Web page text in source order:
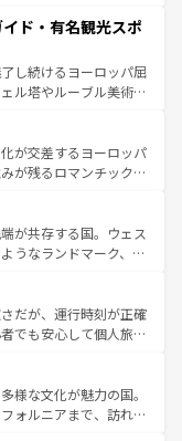
ない旅をしてみよう！
フラメンコ、熱気あふ
生活の一部となってい
囲気や、バルセロナの
古代ローマ遺跡や中世
なるスペインはその個
を魅了する。 なお、新着のスペイン情報は コ
ド・有名観光スポ
し続けるヨーロッパ屈
ル塔やルーブル美術館
麗な宮殿、歴史的な大
自然が、訪れる者を心
食の国としても知ら
ンス、プロヴァンスの
楽しみ方が可能だ。さ
れており、どの街角に
く異なる文化を体験で
ンス情報はコンテンツ一覧
が交差するヨーロッパ
が残るロマンチック街
飽きることがない。ベ
のアルプスの絶景、そ
た風景は必見。ビール
お、新着の
してほしい。
が共存する国。ウェス
うなランドマーク、歴
、優雅なアフタヌーン
英国パブ、サッカー観
も豊富。イギリスを旅
だが、運行時刻が正確
でも安心して個人旅行
ならではのユニークな
なく町歩きも満喫する
め物価も高いが、旅行
様な文化が魅力の国。
ォルニアまで、訪れる